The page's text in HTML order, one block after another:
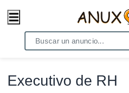
/ Empleos - CV / Ofertas de Trabajo
Executivo de RH